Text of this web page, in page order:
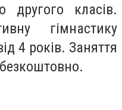
другого класів.
гімнастику
4 років. Заняття